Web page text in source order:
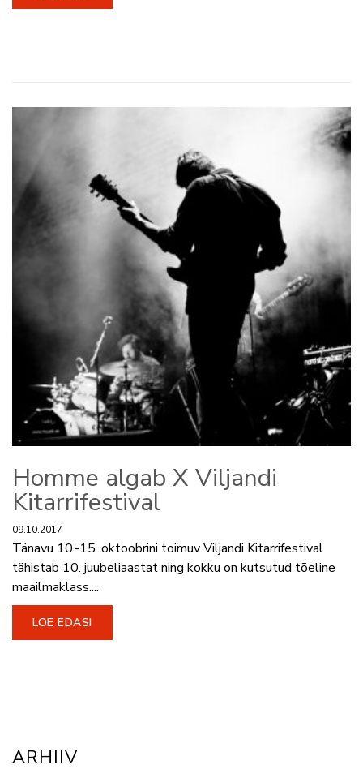
Homme algab X Viljandi
Kitarrifestival
09.10.2017
Tänavu 10.-15. oktoobrini toimuv Viljandi Kitarrifestival
tähistab 10. juubeliaastat ning kokku on kutsutud tõeline
maailmaklass....
LOE EDASI
ARHIIV